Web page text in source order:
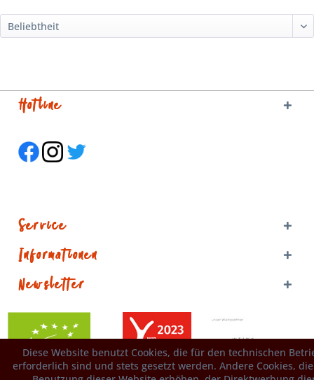
Hotline
Service
Informationen
Newsletter
Diese Website benutzt Cookies, die für den technischen
erforderlich sind und stets gesetzt werden. Andere Cookies,